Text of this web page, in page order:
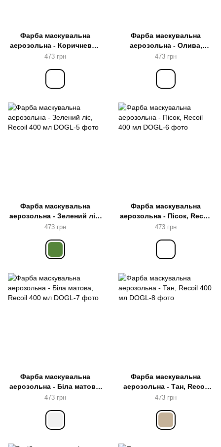
Фарба маскувальна
аерозольна - Коричневий
Койот, Recoil 400 мл
473 грн
Фарба маскувальна
аерозольна - Олива,
Recoil 400 мл
473 грн
Фарба маскувальна
аерозольна - Зелений ліс,
Recoil 400 мл
473 грн
Фарба маскувальна
аерозольна - Пісок, Recoil
400 мл
473 грн
Фарба маскувальна
аерозольна - Біла матова,
Recoil 400 мл
473 грн
Фарба маскувальна
аерозольна - Тан, Recoil
400 мл
473 грн